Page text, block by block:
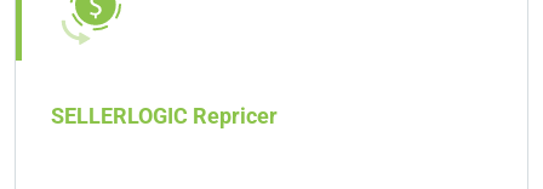
uzyskania dokładnej wyceny dostosowanej do
Twoich potrzeb.
SELLERLOGIC Repricer